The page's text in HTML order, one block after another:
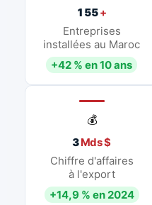
155+
Entreprises
installées au Maroc
+42 % en 10 ans
💰
3Mds $
Chiffre d'affaires
à l'export
+14,9 % en 2024